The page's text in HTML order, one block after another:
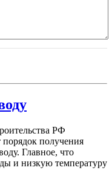
РФ
порядок получения
Главное, что
и низкую температуру